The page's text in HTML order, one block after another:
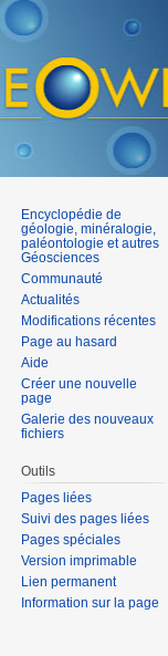
Encyclopédie de
géologie, minéralogie,
paléontologie et autres
Géosciences
Communauté
Actualités
Modifications récentes
Page au hasard
Aide
Créer une nouvelle
page
Galerie des nouveaux
fichiers
Outils
Pages liées
Suivi des pages liées
Pages spéciales
Version imprimable
Lien permanent
Information sur la page